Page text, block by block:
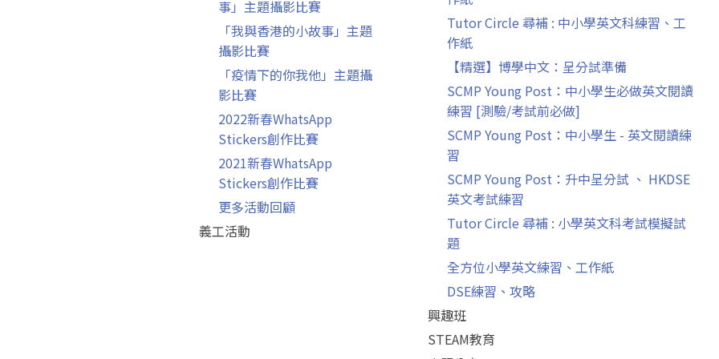
事」主題攝影比賽
「我與香港的小故事」主題
攝影比賽
「疫情下的你我他」主題攝
影比賽
2022新春WhatsApp
Stickers創作比賽
2021新春WhatsApp
Stickers創作比賽
更多活動回顧
義工活動
Tutor Circle 尋補 : 中小學英文科練習、工
作紙
【精選】博學中文：呈分試準備
SCMP Young Post：中小學生必做英文閱讀
練習 [測驗/考試前必做]
SCMP Young Post：中小學生 - 英文閱讀練
習
SCMP Young Post：升中呈分試 、 HKDSE
英文考試練習
Tutor Circle 尋補 : 小學英文科考試模擬試
題
全方位小學英文練習、工作紙
DSE練習、攻略
興趣班
STEAM教育